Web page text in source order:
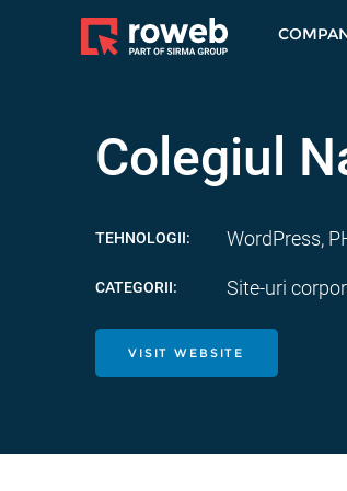
Colegiul
TEHNOLOGII: WordPress,
CATEGORII: Site-uri
VISIT WEBSITE